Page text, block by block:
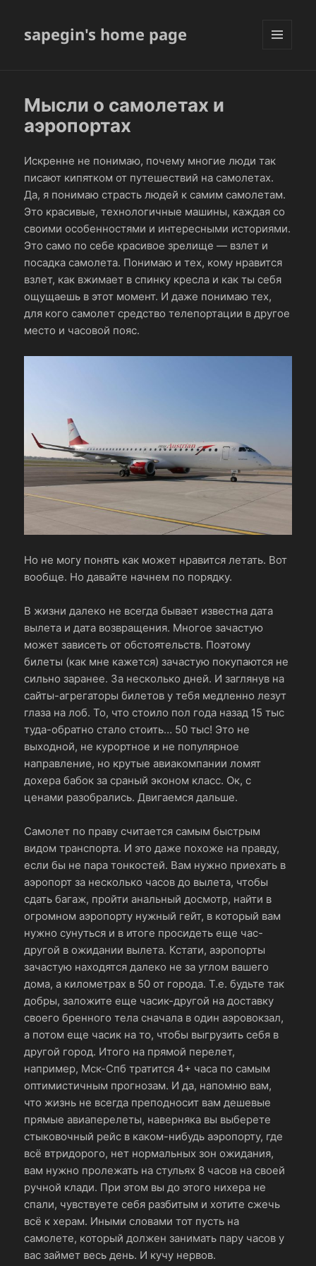
sapegin's home page
Мысли о самолетах и
аэропортах
Искренне не понимаю, почему многие люди так
писают кипятком от путешествий на самолетах.
Да, я понимаю страсть людей к самим самолетам.
Это красивые, технологичные машины, каждая со
своими особенностями и интересными историями.
Это само по себе красивое зрелище — взлет и
посадка самолета. Понимаю и тех, кому нравится
взлет, как вжимает в спинку кресла и как ты себя
ощущаешь в этот момент. И даже понимаю тех,
для кого самолет средство телепортации в другое
место и часовой пояс.
Но не могу понять как может нравится летать. Вот
вообще. Но давайте начнем по порядку.
В жизни далеко не всегда бывает известна дата
вылета и дата возвращения. Многое зачастую
может зависеть от обстоятельств. Поэтому
билеты (как мне кажется) зачастую покупаются не
сильно заранее. За несколько дней. И заглянув на
сайты-агрегаторы билетов у тебя медленно лезут
глаза на лоб. То, что стоило пол года назад 15 тыс
туда-обратно стало стоить… 50 тыс! Это не
выходной, не курортное и не популярное
направление, но крутые авиакомпании ломят
дохера бабок за сраный эконом класс. Ок, с
ценами разобрались. Двигаемся дальше.
Самолет по праву считается самым быстрым
видом транспорта. И это даже похоже на правду,
если бы не пара тонкостей. Вам нужно приехать в
аэропорт за несколько часов до вылета, чтобы
сдать багаж, пройти анальный досмотр, найти в
огромном аэропорту нужный гейт, в который вам
нужно сунуться и в итоге просидеть еще час-
другой в ожидании вылета. Кстати, аэропорты
зачастую находятся далеко не за углом вашего
дома, а километрах в 50 от города. Т.е. будьте так
добры, заложите еще часик-другой на доставку
своего бренного тела сначала в один аэровокзал,
а потом еще часик на то, чтобы выгрузить себя в
другой город. Итого на прямой перелет,
например, Мск-Спб тратится 4+ часа по самым
оптимистичным прогнозам. И да, напомню вам,
что жизнь не всегда преподносит вам дешевые
прямые авиаперелеты, наверняка вы выберете
стыковочный рейс в каком-нибудь аэропорту, где
всё втридорого, нет нормальных зон ожидания,
вам нужно пролежать на стульях 8 часов на своей
ручной клади. При этом вы до этого нихера не
спали, чувствуете себя разбитым и хотите сжечь
всё к херам. Иными словами тот пусть на
самолете, который должен занимать пару часов у
вас займет весь день. И кучу нервов.